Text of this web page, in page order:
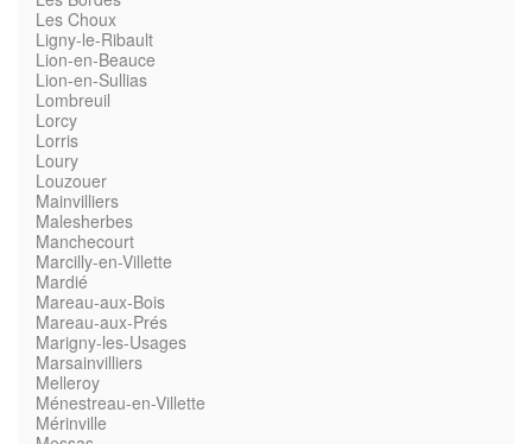
Les Choux
Ligny-le-Ribault
Lion-en-Beauce
Lion-en-Sullias
Lombreuil
Lorcy
Lorris
Loury
Louzouer
Mainvilliers
Malesherbes
Manchecourt
Marcilly-en-Villette
Mardié
Mareau-aux-Bois
Mareau-aux-Prés
Marigny-les-Usages
Marsainvilliers
Melleroy
Ménestreau-en-Villette
Mérinville